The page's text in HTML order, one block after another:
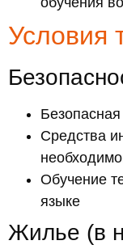
Условия
Средства
Обучение
языке
Жилье (в